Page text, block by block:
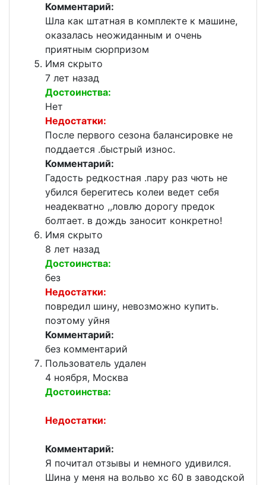
Комментарий:
Шла как штатная в комплекте к машине,
оказалась неожиданным и очень
приятным сюрпризом
Имя скрыто
7 лет назад
Достоинства:
Нет
Недостатки:
После первого сезона балансировке не
поддается .быстрый износ.
Комментарий:
Гадость редкостная .пару раз чють не
убился берегитесь колеи ведет себя
неадекватно ,,ловлю дорогу предок
болтает. в дождь заносит конкретно!
Имя скрыто
8 лет назад
Достоинства:
без
Недостатки:
повредил шину, невозможно купить.
поэтому уйня
Комментарий:
без комментарий
Пользователь удален
4 ноября, Москва
Достоинства:
Недостатки:
Комментарий:
Я почитал отзывы и немного удивился.
Шина у меня на вольво хс 60 в заводской